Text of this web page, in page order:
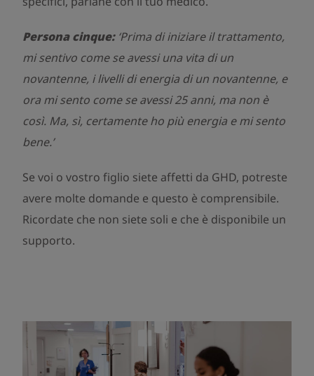
Persona cinque: ‘Prima di iniziare il trattamento,
mi sentivo come se avessi una vita di un
novantenne, i livelli di energia di un novantenne, e
ora mi sento come se avessi 25 anni, ma non è
così. Ma, sì, certamente ho più energia e mi sento
bene.’
Se voi o vostro figlio siete affetti da GHD, potreste
avere molte domande e questo è comprensibile.
Ricordate che non siete soli e che è disponibile un
supporto.